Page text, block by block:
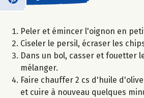
Peler et émincer l'oignon en
Ciseler le persil, écraser les
Dans un bol, casser et fouetter
mélanger.
Faire chauffer 2 cs d'huile
et cuire à nouveau quelques